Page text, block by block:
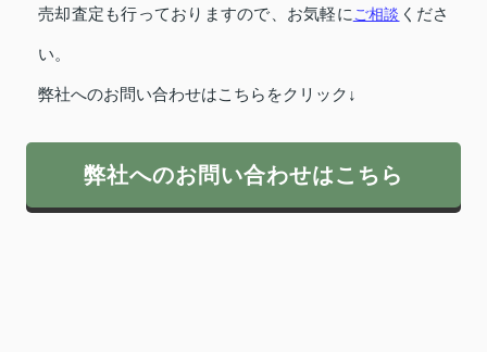
売却査定も行っておりますので、お気軽に ご相談 くださ
い。
弊社へのお問い合わせはこちらをクリック↓
弊社へのお問い合わせはこちら